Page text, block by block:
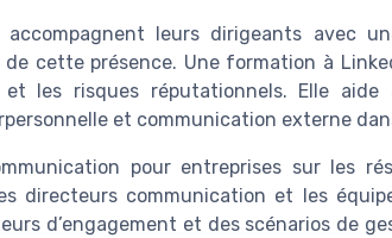
accompagnent leurs dirigeants avec
de cette présence. Une formation à
les risques réputationnels. Elle
et communication externe
pour entreprises sur les
directeurs communication et les
d’engagement et des scénarios de